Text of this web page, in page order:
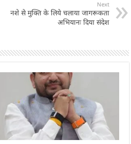
Next
नशे से मुक्ति के लिये चलाया जागरूकता
अभियानः दिया संदेश